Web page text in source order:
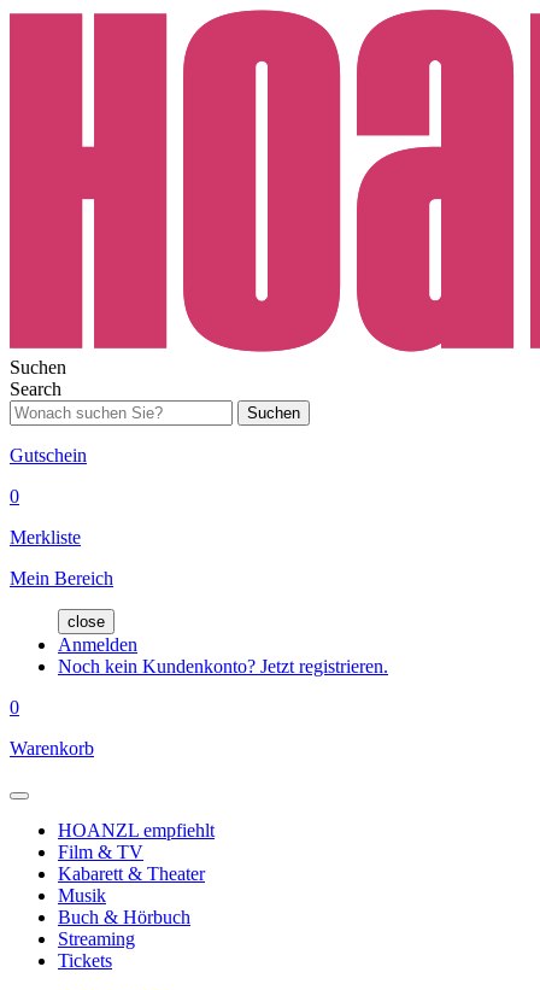
Suchen
Search
Suchen
Gutschein
0
Merkliste
Mein Bereich
close
Anmelden
Noch kein Kundenkonto? Jetzt registrieren.
0
Warenkorb
HOANZL empfiehlt
Film & TV
Kabarett & Theater
Musik
Buch & Hörbuch
Streaming
Tickets